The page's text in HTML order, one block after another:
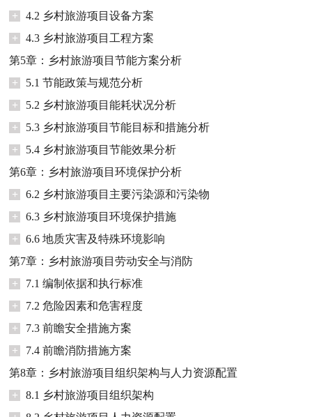
+
4.2 乡村旅游项目设备方案
+
4.3 乡村旅游项目工程方案
第5章：乡村旅游项目节能方案分析
+
5.1 节能政策与规范分析
+
5.2 乡村旅游项目能耗状况分析
+
5.3 乡村旅游项目节能目标和措施分析
+
5.4 乡村旅游项目节能效果分析
第6章：乡村旅游项目环境保护分析
+
6.2 乡村旅游项目主要污染源和污染物
+
6.3 乡村旅游项目环境保护措施
+
6.6 地质灾害及特殊环境影响
第7章：乡村旅游项目劳动安全与消防
+
7.1 编制依据和执行标准
+
7.2 危险因素和危害程度
+
7.3 前瞻安全措施方案
+
7.4 前瞻消防措施方案
第8章：乡村旅游项目组织架构与人力资源配置
+
8.1 乡村旅游项目组织架构